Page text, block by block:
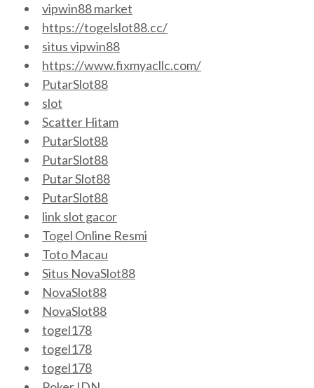
vipwin88 market
https://togelslot88.cc/
situs vipwin88
https://www.fixmyacllc.com/
PutarSlot88
slot
Scatter Hitam
PutarSlot88
PutarSlot88
Putar Slot88
PutarSlot88
link slot gacor
Togel Online Resmi
Toto Macau
Situs NovaSlot88
NovaSlot88
NovaSlot88
togel178
togel178
togel178